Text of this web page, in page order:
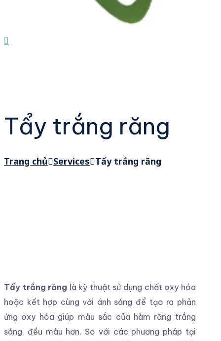
Tẩy trắng răng
Trang chủ Services Tẩy trắng răng
Tẩy trắng răng là kỹ thuật sử dụng chất oxy hóa
hoặc kết hợp cùng với ánh sáng để tạo ra phản
ứng oxy hóa giúp màu sắc của hàm răng trắng
sáng, đều màu hơn. So với các phương pháp tại